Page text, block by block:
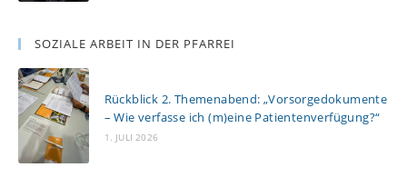
SOZIALE ARBEIT IN DER PFARREI
Rückblick 2. Themenabend: „Vorsorgedokumente
– Wie verfasse ich (m)eine Patientenverfügung?“
1. JULI 2026